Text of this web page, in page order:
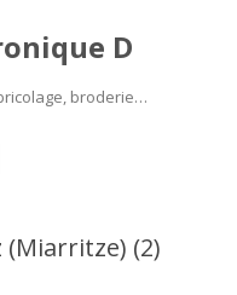
D
broderie…
(2)